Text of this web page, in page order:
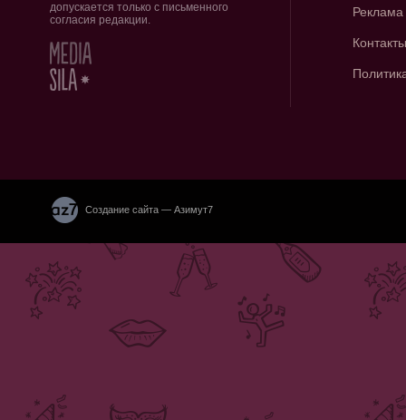
допускается только с письменного
согласия редакции.
Реклама
Контакты
Создание сайта — Азимут7